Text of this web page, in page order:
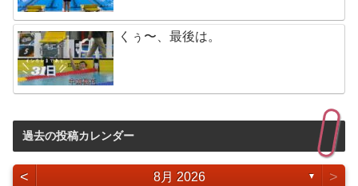
くぅ〜、最後は。
過去の投稿カレンダー
< 8月 2026 ▼ >